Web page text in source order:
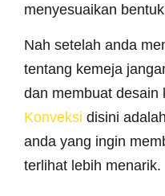
menyesuaikan
Nah setelah anda
tentang kemeja
dan membuat desain
Konveksi disini
anda yang ingin
terlihat lebih menarik.